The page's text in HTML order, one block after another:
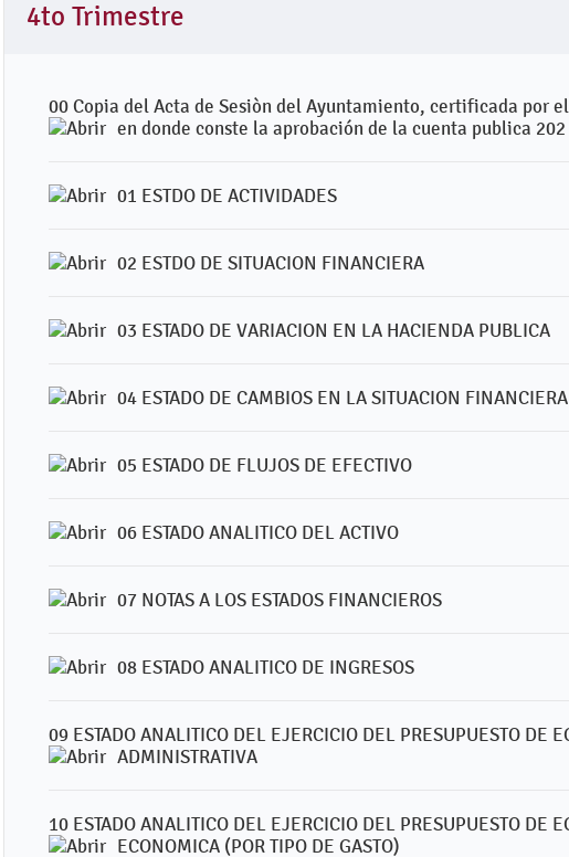
4to Trimestre
00 Copia del Acta de Sesiòn del Ayuntamiento, certificada por
en donde conste la aprobación de la cuenta publica 202
01 ESTDO DE ACTIVIDADES
02 ESTDO DE SITUACION FINANCIERA
03 ESTADO DE VARIACION EN LA HACIENDA PUBLICA
04 ESTADO DE CAMBIOS EN LA SITUACION FINANCIERA
05 ESTADO DE FLUJOS DE EFECTIVO
06 ESTADO ANALITICO DEL ACTIVO
07 NOTAS A LOS ESTADOS FINANCIEROS
08 ESTADO ANALITICO DE INGRESOS
09 ESTADO ANALITICO DEL EJERCICIO DEL PRESUPUESTO DE
ADMINISTRATIVA
10 ESTADO ANALITICO DEL EJERCICIO DEL PRESUPUESTO DE
ECONOMICA (POR TIPO DE GASTO)